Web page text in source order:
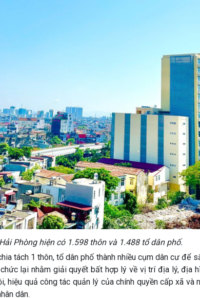
Phòng hiện có 1.598 thôn và 1.488 tổ dân phố.
tách 1 thôn, tổ dân phố thành nhiều cụm dân cư để
lại nhằm giải quyết bất hợp lý về vị trí địa lý, địa
hiệu quả công tác quản lý của chính quyền cấp xã và
dân.